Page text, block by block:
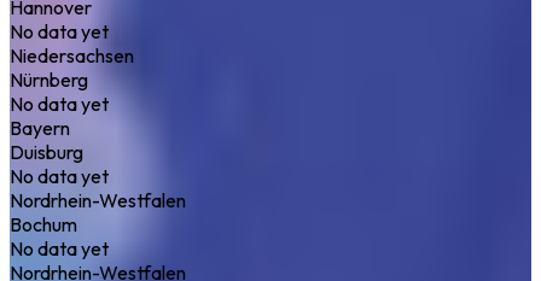
Hannover
No data yet
Niedersachsen
Nürnberg
No data yet
Bayern
Duisburg
No data yet
Nordrhein-Westfalen
Bochum
No data yet
Nordrhein-Westfalen